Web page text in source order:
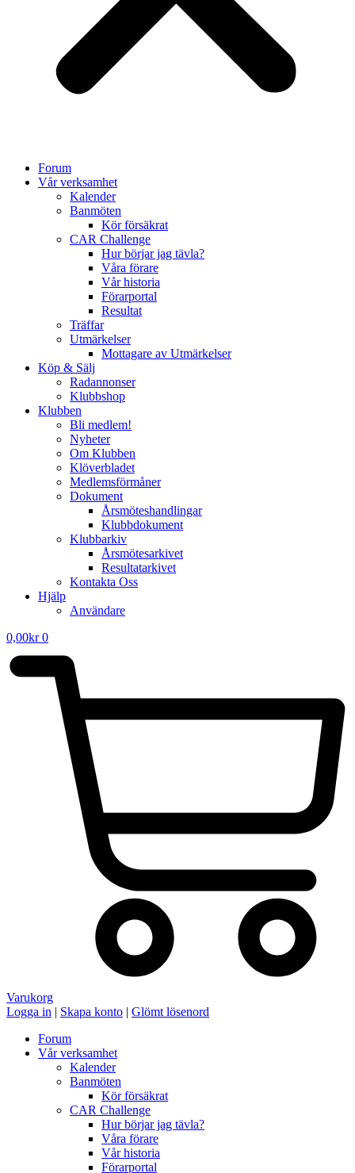
Forum
Vår verksamhet
Kalender
Banmöten
Kör försäkrat
CAR Challenge
Hur börjar jag tävla?
Våra förare
Vår historia
Förarportal
Resultat
Träffar
Utmärkelser
Mottagare av Utmärkelser
Köp & Sälj
Radannonser
Klubbshop
Klubben
Bli medlem!
Nyheter
Om Klubben
Klöverbladet
Medlemsförmåner
Dokument
Årsmöteshandlingar
Klubbdokument
Klubbarkiv
Årsmötesarkivet
Resultatarkivet
Kontakta Oss
Hjälp
Användare
0,00kr 0
Varukorg
Logga in | Skapa konto | Glömt lösenord
Forum
Vår verksamhet
Kalender
Banmöten
Kör försäkrat
CAR Challenge
Hur börjar jag tävla?
Våra förare
Vår historia
Förarportal